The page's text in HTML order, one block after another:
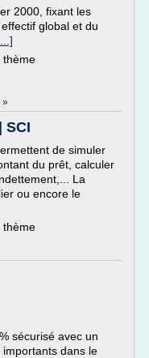
2000, fixant les
global et du
thème
»
SCI
de simuler
du prêt, calculer
La
ou encore le
thème
sécurisé avec un
dans le